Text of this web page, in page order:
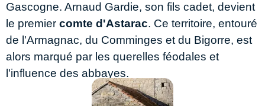
Gascogne. Arnaud Gardie, son fils cadet, devient
le premier comte d'Astarac. Ce territoire, entouré
de l'Armagnac, du Comminges et du Bigorre, est
alors marqué par les querelles féodales et
l'influence des abbayes.